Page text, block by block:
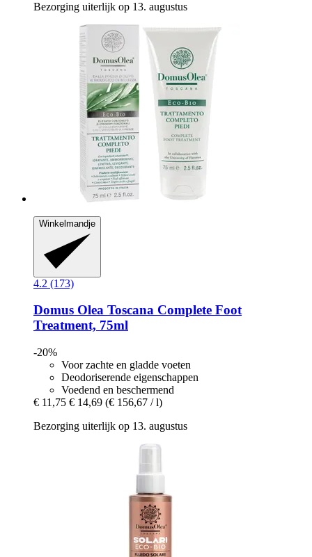
Bezorging uiterlijk op 13. augustus
Winkelmandje
4.2 (173)
Domus Olea Toscana Complete Foot
Treatment, 75ml
-20%
Voor zachte en gladde voeten
Deodoriserende eigenschappen
Voedend en beschermend
€ 11,75 € 14,69 (€ 156,67 / l)
Bezorging uiterlijk op 13. augustus